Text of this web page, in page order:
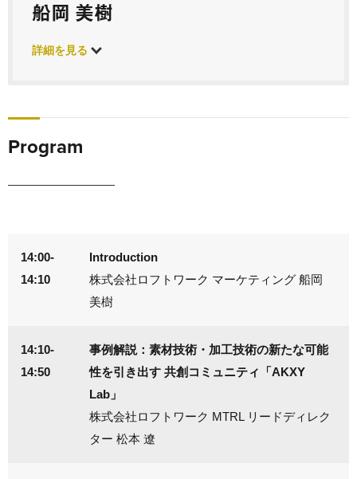
船岡 美樹
詳細を見る
Program
14:00-
14:10
Introduction
株式会社ロフトワーク マーケティング 船岡
美樹
14:10-
14:50
事例解説：素材技術・加工技術の新たな可能
性を引き出す 共創コミュニティ「AKXY
Lab」
株式会社ロフトワーク MTRL リードディレク
ター 松本 遼